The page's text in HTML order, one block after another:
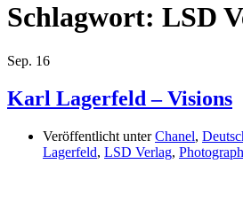
Schlagwort: LSD
Sep. 16
Karl Lagerfeld – Visions
Veröffentlicht unterChanel,
Lagerfeld, LSD Verlag,